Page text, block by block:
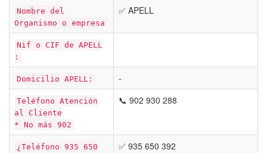
Nombre del
Organismo o empresa
✅ APELL
Nif o CIF de APELL
:
Domicilio APELL: -
Teléfono Atención
al Cliente
* No más 902
📞 902 930 288
¿Teléfono 935 650
✅ 935 650 392